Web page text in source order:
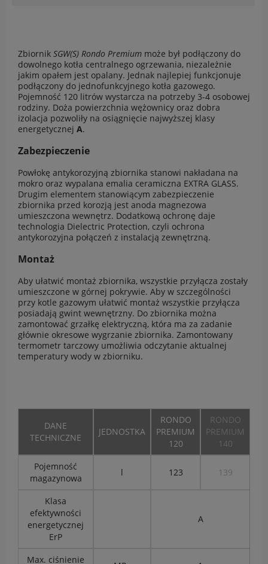
Zbiornik SGW(S) Rondo Premium może był podłączony do
dowolnego kotła centralnego ogrzewania, niezależnie
jakim opałem jest opalany. Jednak najlepiej funkcjonuje
podłączony do jednofunkcyjnego kotła gazowego.
Pojemność 120 litrów wystarcza na potrzeby 3-4 osobowej
rodziny. Doża powierzchnia wężownicy oraz dobra
izolacja pozwoliły na osiągnięcie najwyższej klasy
energetycznej A.
Zabezpieczenie
Powłokę antykorozyjną zbiornika stanowi nakładana na
mokro oraz wypalana emalia ceramiczna EXTRA GLASS.
Drugim elementem stanowiącym zabezpieczenie
zbiornika przed korozją jest anoda magnezowa
umieszczona wewnętrz. Dodatkową ochronę daje
technologia Dielectric Protection, czyli ochrona
antykorozyjna połączeń z instalacją zewnętrzną.
Montaż
Aby ułatwić montaż zbiornika, wszystkie przyłącza zostały
umieszczone w górnej pokrywie. Aby w szczególności
przy kotle gazowym ułatwić montaż wszystkie przyłącza
posiadają gwint wewnętrzny. Do zbiornika można
zamontować grzałkę elektryczną, która ma za zadanie
głównie okresowe wygrzanie zbiornika. Zamontowany
termometr tarczowy umożliwia odczytanie aktualnej
temperatury wody w zbiorniku.
DANE
TECHNICZNE
JEDNOSTKA
RONDO
PREMIUM
120
RONDO
PREMIUM
140
Pojemność
magazynowa
l 123 139
Klasa
efektywności
energetycznej
ErP
A
Max. ciśnienie